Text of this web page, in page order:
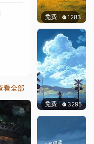
看全部
免费 1283叮叮
免费 3295星梦